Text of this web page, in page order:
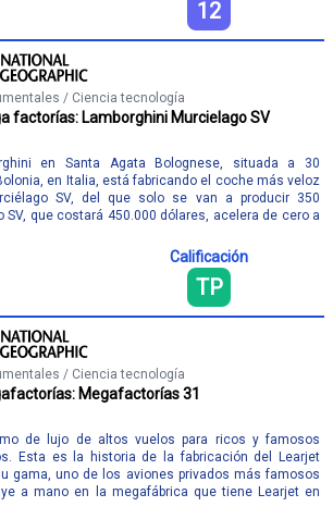
12
/ Ciencia tecnología
factorías: Lamborghini Murcielago SV
en Santa Agata Bolognese, situada a 30
en Italia, está fabricando el coche más veloz
SV, del que solo se van a producir 350
SV, que costará 450.000 dólares, acelera de cero a
Calificación
TP
/ Ciencia tecnología
Megafactorías 31
de lujo de altos vuelos para ricos y famosos
Esta es la historia de la fabricación del Learjet
gama, uno de los aviones privados más famosos
a mano en la megafábrica que tiene Learjet en